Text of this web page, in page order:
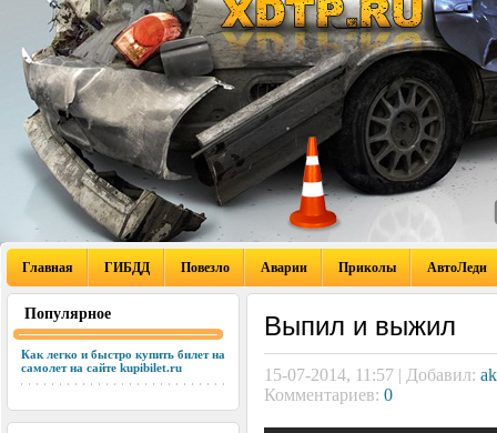
Главная ГИБДД Повезло Аварии Приколы АвтоЛеди
Популярное
Как легко и быстро купить билет на
самолет на сайте kupibilet.ru
Выпил и выжил
15-07-2014, 11:57 | Добавил:
Комментариев: 0